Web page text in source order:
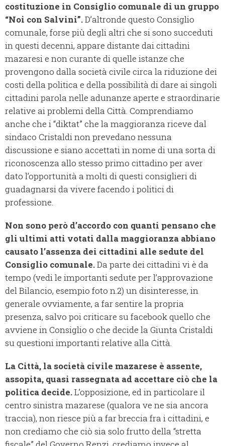
costituzione in Consiglio comunale di un gruppo
“Noi con Salvini”.D’altronde questo Consiglio
comunale, forse più degli altri che si sono succeduti
in questi decenni, appare distante dai cittadini
mazaresi e non curante di quelle istanze che
provengono dalla società civile circa la riduzione dei
costi della politica e della possibilità di dare ai singoli
cittadini parola nelle adunanze aperte e straordinarie
relative ai problemi della Città. Comprendiamo
anche che i “diktat” che la maggioranza riceve dal
sindaco Cristaldi non prevedano nessuna
discussione e siano accettati in nome di una sorta di
riconoscenza allo stesso primo cittadino per aver
dato l’opportunità a molti di questi consiglieri di
guadagnarsi da vivere facendo i politici di
professione.
Non sono però d’accordo con quanti pensano che
gli ultimi atti votati dalla maggioranza abbiano
causato l’assenza dei cittadini alle sedute del
Consiglio comunale.Da parte dei cittadini vi è da
tempo (vedi le importanti sedute per l’approvazione
del Bilancio, esempio foto n.2) un disinteresse, in
generale ovviamente, a far sentire la propria
presenza, salvo poi criticare su facebook quello che
avviene in Consiglio o che decide la Giunta Cristaldi
su questioni importanti relative alla Città.
La Città, la società civile mazarese è assente,
assopita, quasi rassegnata ad accettare ciò che la
politica decide.L’opposizione, ed in particolare il
centro sinistra mazarese (qualora ve ne sia ancora
traccia), non riesce più a far breccia fra i cittadini, e
non crediamo che ciò sia solo frutto della “stretta